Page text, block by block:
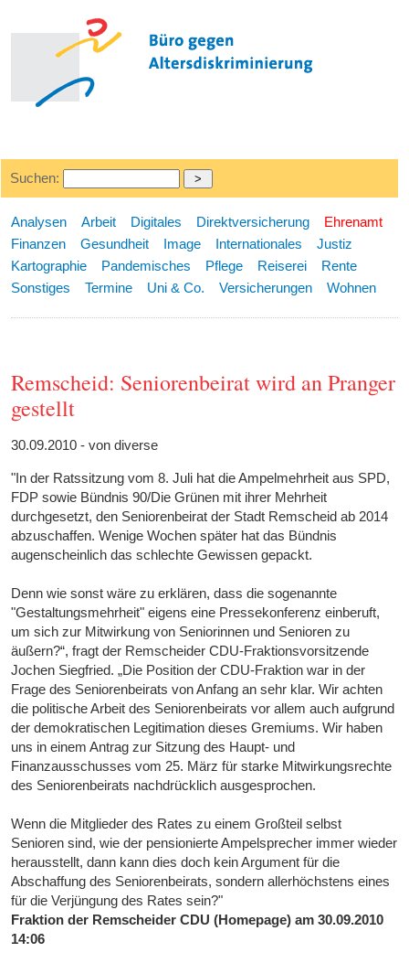
Suchen:
Analysen Arbeit Digitales Direktversicherung
Ehrenamt
Finanzen
Gesundheit Image Internationales
Justiz
Kartographie
Pandemisches Pflege Reiserei
Rente
Sonstiges
Termine Uni & Co. Versicherungen Wohnen
Remscheid: Seniorenbeirat wird an Pranger
gestellt
30.09.2010 - von diverse
"In der Ratssitzung vom 8. Juli hat die Ampelmehrheit aus SPD,
FDP sowie Bündnis 90/Die Grünen mit ihrer Mehrheit
durchgesetzt, den Seniorenbeirat der Stadt Remscheid ab 2014
abzuschaffen. Wenige Wochen später hat das Bündnis
augenscheinlich das schlechte Gewissen gepackt.
Denn wie sonst wäre zu erklären, dass die sogenannte
"Gestaltungsmehrheit" eigens eine Pressekonferenz einberuft,
um sich zur Mitwirkung von Seniorinnen und Senioren zu
äußern?“, fragt der Remscheider CDU-Fraktionsvorsitzende
Jochen Siegfried. „Die Position der CDU-Fraktion war in der
Frage des Seniorenbeirats von Anfang an sehr klar. Wir achten
die politische Arbeit des Seniorenbeirats vor allem auch aufgrund
der demokratischen Legitimation dieses Gremiums. Wir haben
uns in einem Antrag zur Sitzung des Haupt- und
Finanzausschusses vom 25. März für starke Mitwirkungsrechte
des Seniorenbeirats nachdrücklich ausgesprochen.
Wenn die Mitglieder des Rates zu einem Großteil selbst
Senioren sind, wie der pensionierte Ampelsprecher immer wieder
herausstellt, dann kann dies doch kein Argument für die
Abschaffung des Seniorenbeirats, sondern allerhöchstens eines
für die Verjüngung des Rates sein?"
Fraktion der Remscheider CDU (Homepage) am 30.09.2010
14:06